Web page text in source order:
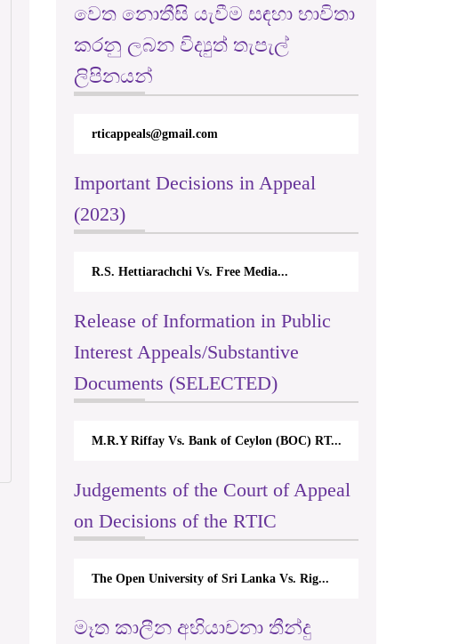
වෙත නොතීසි යැවීම සඳහා භාවිතා
කරනු ලබන විද්‍යුත් තැපැල්
ලිපිනයන්
rticappeals@gmail.com
Important Decisions in Appeal
(2023)
R.S. Hettiarachchi Vs. Free Media...
Release of Information in Public
Interest Appeals/Substantive
Documents (SELECTED)
M.R.Y Riffay Vs. Bank of Ceylon (BOC) RT...
Judgements of the Court of Appeal
on Decisions of the RTIC
The Open University of Sri Lanka Vs. Rig...
මෑත කාලීන අභියාචනා තීන්දු